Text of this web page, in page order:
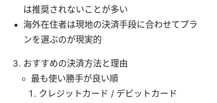
は推奨されないことが多い
海外在住者は現地の決済手段に合わせてプラ
ンを選ぶのが現実的
おすすめの決済方法と理由
最も使い勝手が良い順
クレジットカード / デビットカード